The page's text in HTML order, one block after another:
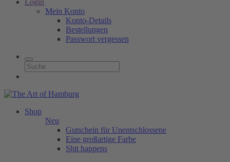
Login
Mein Konto
Konto-Details
Bestellungen
Passwort vergessen
Shop
Neu
Gutschein für Unentschlossene
Eine großartige Farbe
Shit happens